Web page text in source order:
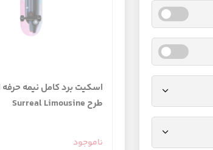
اسکیت برد کامل نیمه حرفه
طرح Surreal Limousine
ناموجود